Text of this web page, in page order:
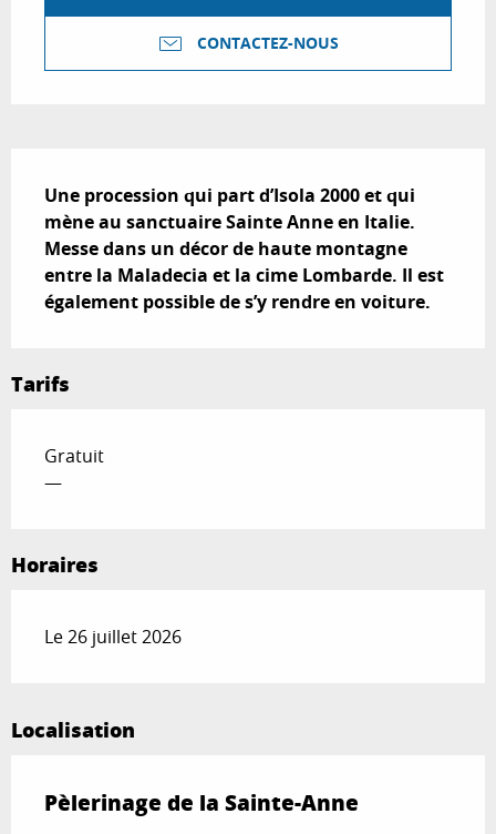
CONTACTEZ-NOUS
Une procession qui part d’Isola 2000 et qui
mène au sanctuaire Sainte Anne en Italie.
Messe dans un décor de haute montagne
entre la Maladecia et la cime Lombarde. Il est
également possible de s’y rendre en voiture.
Tarifs
Gratuit
—
Horaires
Le 26 juillet 2026
Localisation
Pèlerinage de la Sainte-Anne